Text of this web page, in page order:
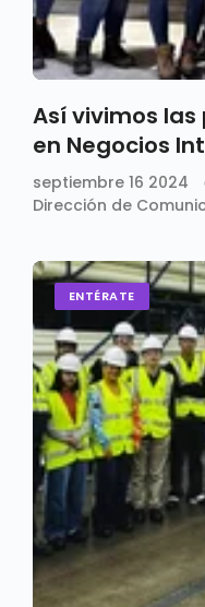
Así vivimos
en Negocios
septiembre 16 2024
Dirección de
ENTÉRATE